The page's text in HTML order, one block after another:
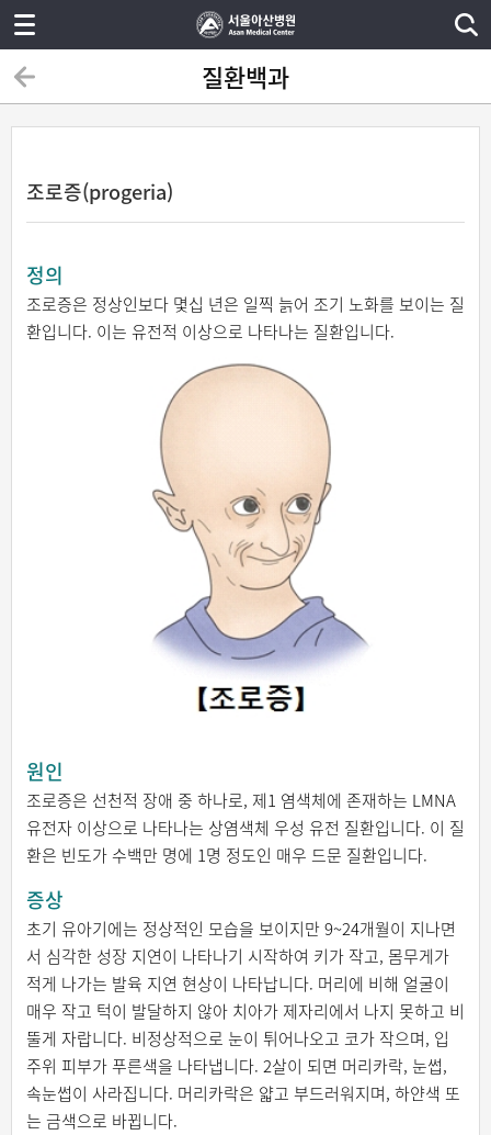
질환백과
조로증(progeria)
정의
조로증은 정상인보다 몇십 년은 일찍 늙어 조기 노화를 보이는 질
환입니다. 이는 유전적 이상으로 나타나는 질환입니다.
원인
조로증은 선천적 장애 중 하나로, 제1 염색체에 존재하는 LMNA
유전자 이상으로 나타나는 상염색체 우성 유전 질환입니다. 이 질
환은 빈도가 수백만 명에 1명 정도인 매우 드문 질환입니다.
증상
초기 유아기에는 정상적인 모습을 보이지만 9~24개월이 지나면
서 심각한 성장 지연이 나타나기 시작하여 키가 작고, 몸무게가
적게 나가는 발육 지연 현상이 나타납니다. 머리에 비해 얼굴이
매우 작고 턱이 발달하지 않아 치아가 제자리에서 나지 못하고 비
뚤게 자랍니다. 비정상적으로 눈이 튀어나오고 코가 작으며, 입
주위 피부가 푸른색을 나타냅니다. 2살이 되면 머리카락, 눈썹,
속눈썹이 사라집니다. 머리카락은 얇고 부드러워지며, 하얀색 또
는 금색으로 바뀝니다.